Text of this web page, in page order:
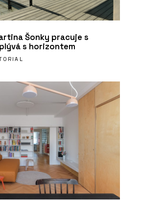
Šonky pracuje s
s horizontem